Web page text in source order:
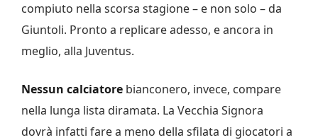
compiuto nella scorsa stagione – e non solo – da
Giuntoli. Pronto a replicare adesso, e ancora in
meglio, alla Juventus.
Nessun calciatore bianconero, invece, compare
nella lunga lista diramata. La Vecchia Signora
dovrà infatti fare a meno della sfilata di giocatori a